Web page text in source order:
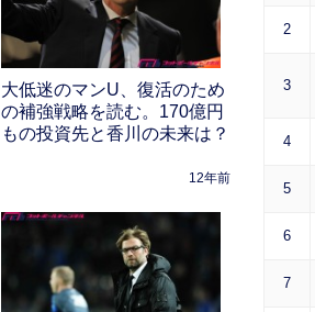
大低迷のマンU、復活のため
の補強戦略を読む。170億円
もの投資先と香川の未来は？
12年前
2
3
4
5
6
7